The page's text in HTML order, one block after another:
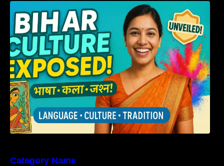
हम बिहारवासी: भाषाओं व संस्कृतियों की धरोहर “हमारा
बिहार”
Category Name